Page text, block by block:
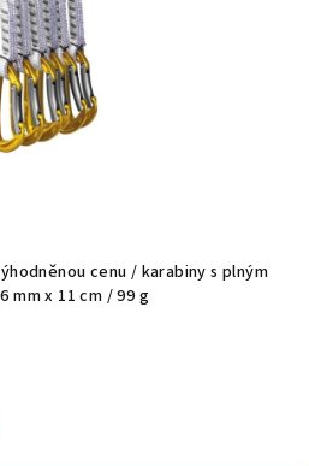
cenu / karabiny s plným
mm x 11 cm / 99 g